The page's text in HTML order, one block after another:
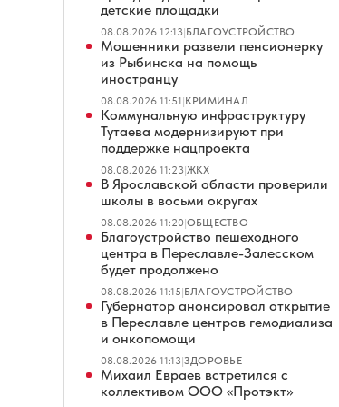
детские площадки
08.08.2026 12:13|БЛАГОУСТРОЙСТВО
Мошенники развели пенсионерку
из Рыбинска на помощь
иностранцу
08.08.2026 11:51|КРИМИНАЛ
Коммунальную инфраструктуру
Тутаева модернизируют при
поддержке нацпроекта
08.08.2026 11:23|ЖКХ
В Ярославской области проверили
школы в восьми округах
08.08.2026 11:20|ОБЩЕСТВО
Благоустройство пешеходного
центра в Переславле-Залесском
будет продолжено
08.08.2026 11:15|БЛАГОУСТРОЙСТВО
Губернатор анонсировал открытие
в Переславле центров гемодиализа
и онкопомощи
08.08.2026 11:13|ЗДОРОВЬЕ
Михаил Евраев встретился с
коллективом ООО «Протэкт»